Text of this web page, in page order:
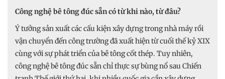
Công nghệ bê tông đúc sẵn có từ khi nào, từ đâu?
Ý tưởng sản xuất các cấu kiện xây dựng trong nhà máy rồi
vận chuyển đến công trường đã xuất hiện từ cuối thế kỷ XIX
cùng với sự phát triển của bê tông cốt thép. Tuy nhiên,
công nghệ bê tông đúc sẵn chỉ thực sự bùng nổ sau Chiến